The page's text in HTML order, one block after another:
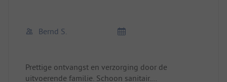
Bernd S.
Prettige ontvangst en verzorging door de
uitvoerende familie. Schoon sanitair.